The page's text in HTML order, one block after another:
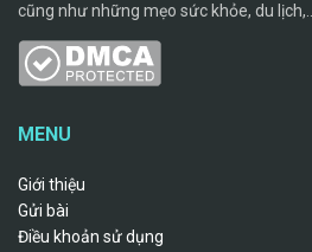
cũng như những mẹo sức khỏe, du
MENU
Giới thiệu
Gửi bài
Điều khoản sử dụng